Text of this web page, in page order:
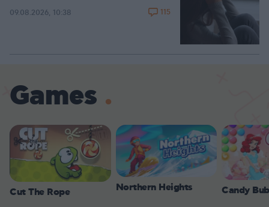
09.08.2026, 10:38 115
Games
Cut The Rope Northern Heights Candy